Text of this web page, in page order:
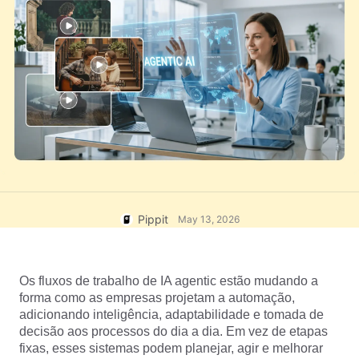
Editar agora
Imagens de produtos de IA
Gere fotos profissionais de
produtos em lote facilmente.
Avatares e vozes de IA
Central de ajuda
Conta de usuário
Gerenciamento de recursos
Publicação e análise
Imagens de produtos
Solução de vídeo com apenas
um clique
7 Ideias Promocionais Poster
Dicas de negócios
IA Posters de produtos
Os 5 melhores tipos de vídeos
de negócios
IA do Produto
Dicas de pôster para
Dicas de Redes Sociais
Guia de publicidade em vídeo
do TikTok
Como cortar vídeos do
YouTube
Como cortar um vídeo para
Pippit May 13, 2026
Os fluxos de trabalho de IA agentic estão mudando a
forma como as empresas projetam a automação,
adicionando inteligência, adaptabilidade e tomada de
decisão aos processos do dia a dia. Em vez de etapas
fixas, esses sistemas podem planejar, agir e melhorar